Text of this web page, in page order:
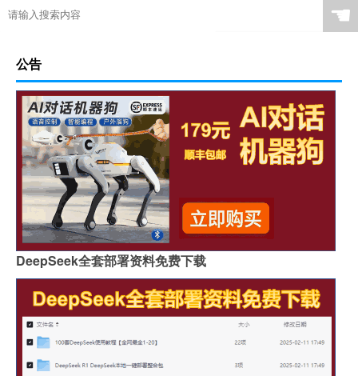
☚
公告
DeepSeek全套部署资料免费下载